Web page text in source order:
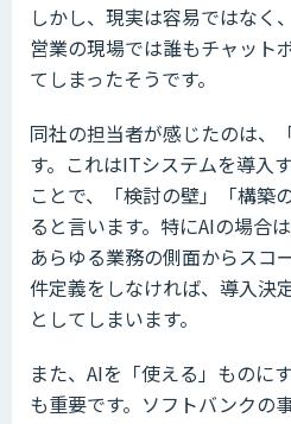
しかし、現実は容易ではなく
営業の現場では誰もチャット
てしまったそうです。
同社の担当者が感じたのは、
す。これはITシステムを導入
ことで、「検討の壁」「構築
ると言います。特にAIの場合
あらゆる業務の側面からスコ
件定義をしなければ、導入決
としてしまいます。
また、AIを「使える」ものに
も重要です。ソフトバンクの